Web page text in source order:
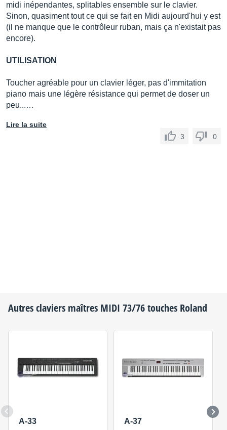
midi inépendantes, splitables ensemble sur le clavier.
Sinon, quasiment tout ce qui se fait en Midi aujourd'hui y est
(il ne manque que le contrôleur ruban, mais ça n'existait pas
encore).
UTILISATION
Toucher agréable pour un clavier léger, pas d'immitation
piano mais une légère résistance qui permet de doser un
peu...…
Lire la suite
3
0
Autres claviers maîtres MIDI 73/76 touches Roland
A-33 A-37